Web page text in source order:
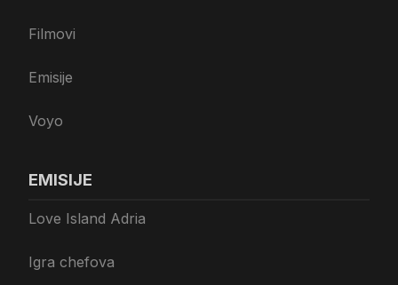
Filmovi
Emisije
Voyo
EMISIJE
Love Island Adria
Igra chefova